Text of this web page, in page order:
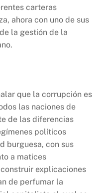
carteras
ahora con uno de sus
la gestión de la
que la corrupción es
las naciones de
de las diferencias
políticos
burguesa, con sus
a matices
explicaciones
de perfumar la